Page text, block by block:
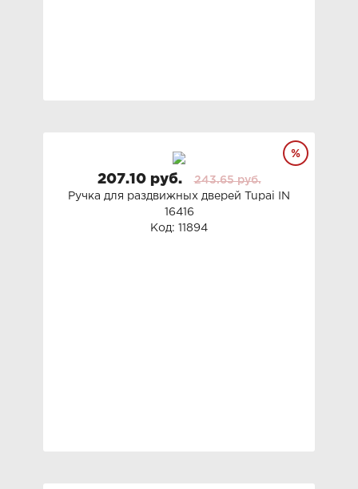
207.10 руб.
243.65 руб.
Ручка для раздвижных дверей Tupai IN
16416
Код: 11894